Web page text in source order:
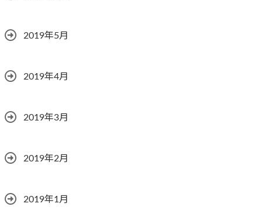
2019年5月
2019年4月
2019年3月
2019年2月
2019年1月